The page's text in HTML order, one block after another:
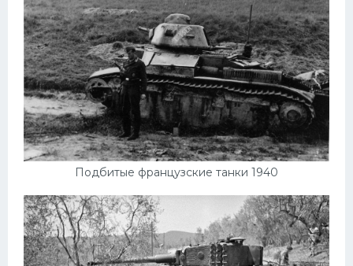
Подбитые французские танки 1940